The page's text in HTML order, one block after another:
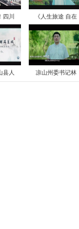
四川 《人生旅途 自在
县人 凉山州委书记林